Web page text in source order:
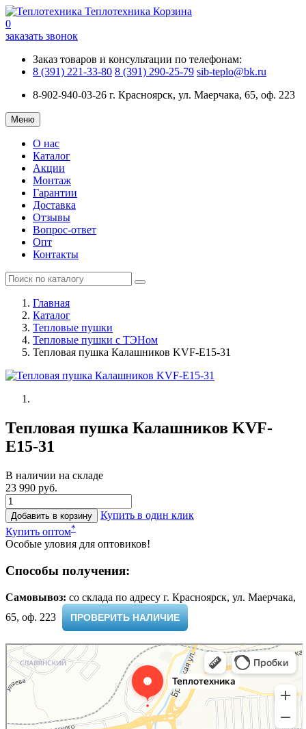
Теплотехника Корзина
0
заказать звонок
Заказ товаров и консультации по телефонам:
8 (391) 221-33-80 8 (391) 290-25-79 sib-teplo@bk.ru
8-902-940-03-26 г. Красноярск, ул. Маерчака, 65, оф. 223
Меню
О нас
Каталог
Акции
Монтаж
Гарантии
Доставка
Отзывы
Вопрос-ответ
Опт
Контакты
Главная
Каталог
Тепловые пушки
Тепловые пушки с ТЭНом
Тепловая пушка Калашников KVF-E15-31
Тепловая пушка Калашников KVF-
E15-31
В наличии на складе
23 990 руб.
Добавить в корзину
Купить в один клик
Купить оптом*
Особые уловия для оптовиков!
Способы получения:
Самовывоз: cо склада по адресу г. Красноярск, ул. Маерчака,
65, оф. 223 ​
ПРОВЕРИТЬ НАЛИЧИЕ